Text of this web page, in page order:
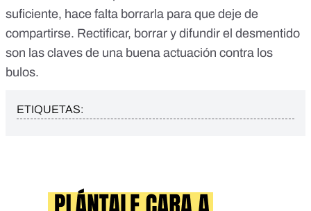
suficiente, hace falta borrarla para que deje de
compartirse. Rectificar, borrar y difundir el desmentido
son las claves de una buena actuación contra los
bulos.
ETIQUETAS: